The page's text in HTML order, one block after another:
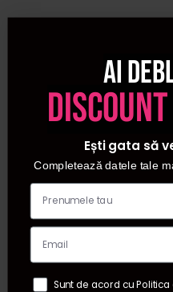
Ai
Ești gata să
Completează datele tale
Sunt de acord cu